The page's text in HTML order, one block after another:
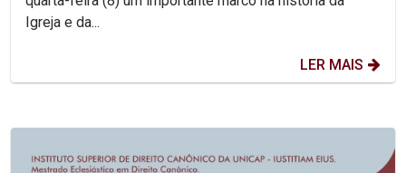
Igreja e da...
LER MAIS